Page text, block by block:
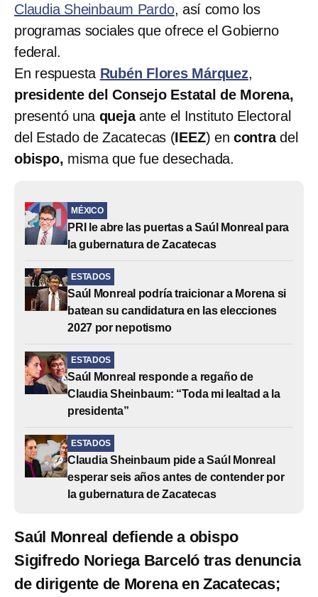
Claudia Sheinbaum Pardo, así como los
programas sociales que ofrece el Gobierno
federal.
En respuesta Rubén Flores Márquez,
presidente del Consejo Estatal de Morena,
presentó una quejaante el Instituto Electoral
del Estado de Zacatecas (IEEZ) en contradel
obispo, misma que fue desechada.
MÉXICO
PRI le abre las puertas a Saúl Monreal para
la gubernatura de Zacatecas
ESTADOS
Saúl Monreal podría traicionar a Morena si
batean su candidatura en las elecciones
2027 por nepotismo
ESTADOS
Saúl Monreal responde a regaño de
Claudia Sheinbaum: “Toda mi lealtad a la
presidenta”
ESTADOS
Claudia Sheinbaum pide a Saúl Monreal
esperar seis años antes de contender por
la gubernatura de Zacatecas
Saúl Monreal defiende a obispo
Sigifredo Noriega Barceló tras denuncia
de dirigente de Morena en Zacatecas;